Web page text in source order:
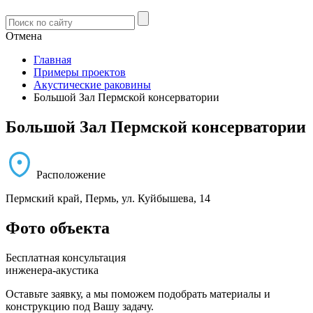
Отмена
Главная
Примеры проектов
Акустические раковины
Большой Зал Пермской консерватории
Большой Зал Пермской консерватории
Расположение
Пермский край, Пермь, ул. Куйбышева, 14
Фото объекта
Бесплатная консультация
инженера-акустика
Оставьте заявку, а мы поможем подобрать материалы и
конструкцию под Вашу задачу.